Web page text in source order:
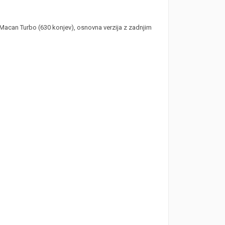
Turbo (630 konjev), osnovna verzija z zadnjim